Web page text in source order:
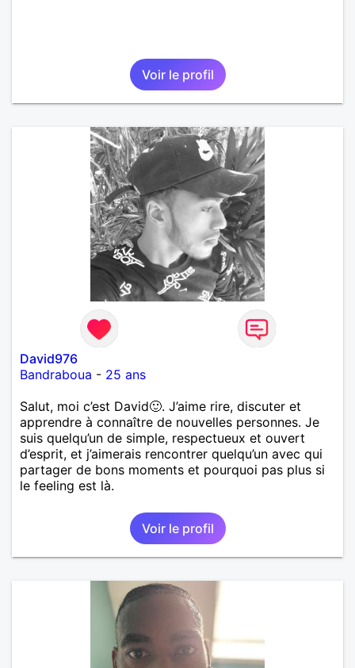
Voir le profil
David976
Bandraboua - 25 ans
Salut, moi c’est David🙂. J’aime rire, discuter et
apprendre à connaître de nouvelles personnes. Je
suis quelqu’un de simple, respectueux et ouvert
d’esprit, et j’aimerais rencontrer quelqu’un avec qui
partager de bons moments et pourquoi pas plus si
le feeling est là.
Voir le profil